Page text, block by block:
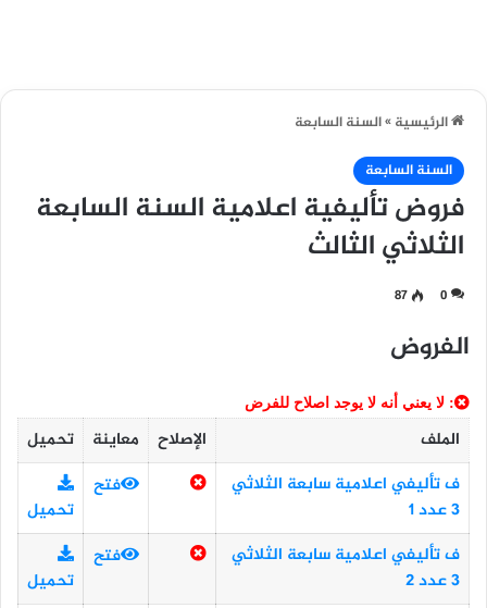
الرئيسية»السنة السابعة
السنة السابعة
فروض تأليفية اعلامية السنة السابعة
الثلاثي الثالث
0
87
الفروض
: لا يعني أنه لا يوجد اصلاح للفرض
الملف الإصلاح معاينة
تحميل
ف تأليفي اعلامية سابعة الثلاثي
3 عدد 1
فتح
تحميل
ف تأليفي اعلامية سابعة الثلاثي
3 عدد 2
فتح
تحميل